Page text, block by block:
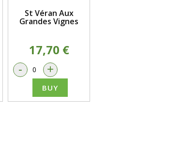
St Véran Aux
Grandes Vignes
17,70 €
- +
BUY